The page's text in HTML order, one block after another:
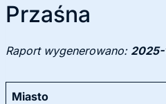
Przaśna
Raport wygenerowano: 2025-
Miasto